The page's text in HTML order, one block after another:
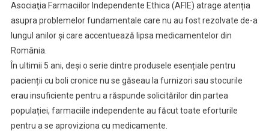
Asociaţia Farmaciilor Independente Ethica (AFIE) atrage atenția
asupra problemelor fundamentale care nu au fost rezolvate de-a
lungul anilor și care accentuează lipsa medicamentelor din
România.
În ultimii 5 ani, deşi o serie dintre produsele esențiale pentru
pacienții cu boli cronice nu se găseau la furnizori sau stocurile
erau insuficiente pentru a răspunde solicitărilor din partea
populației, farmaciile independente au făcut toate eforturile
pentru a se aproviziona cu medicamente.